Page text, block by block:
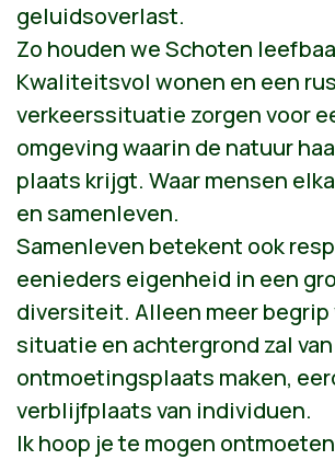
geluidsoverlast.
Zo houden we Schoten
Kwaliteitsvol wonen en een
verkeerssituatie zorgen voor
omgeving waarin de natuur
plaats krijgt. Waar mensen
en samenleven.
Samenleven betekent ook
eenieders eigenheid in een
diversiteit. Alleen meer begrip
situatie en achtergrond zal
ontmoetingsplaats maken,
verblijfplaats van individuen.
Ik hoop je te mogen